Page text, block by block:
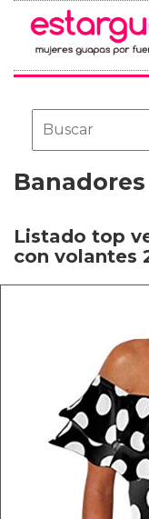
Listado top
con volantes